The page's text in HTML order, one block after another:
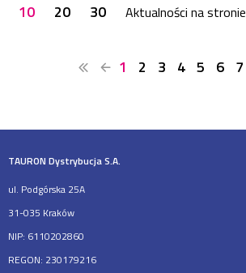
10
20 30 Aktualności na stronie
1 2 3 4 5 6 7
TAURON Dystrybucja S.A.
ul. Podgórska 25A
31-035 Kraków
NIP: 6110202860
REGON: 230179216